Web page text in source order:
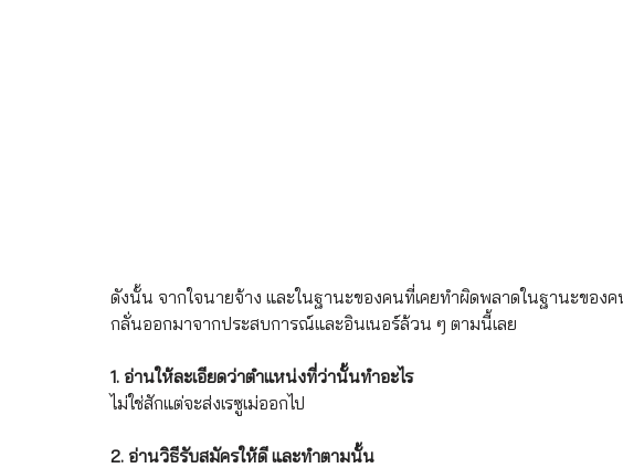
ดังนั้น จากใจนายจ้าง และในฐานะของคนที่เคยทำผิดพลาดในฐานะของ
กลั่นออกมาจากประสบการณ์และอินเนอร์ล้วน ๆ ตามนี้เลย
1. อ่านให้ละเอียดว่าตำแหน่งที่ว่านั้นทำอะไร
ไม่ใช่สักแต่จะส่งเรซูเม่ออกไป
2. อ่านวิธีรับสมัครให้ดี และทำตามนั้น